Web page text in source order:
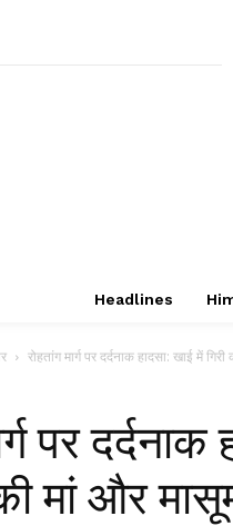
Headlines
रोहतांग मार्ग पर दर्दनाक हादसा: खाई में
पर
मां और